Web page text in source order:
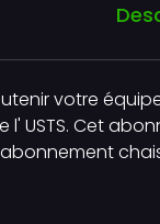
votre
l' USTS. Cet